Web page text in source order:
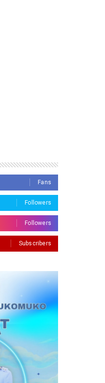
Fans
Followers
Followers
Subscribers